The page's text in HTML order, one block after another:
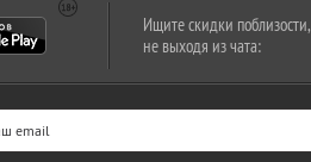
Ищите скидки поблизости,
не выходя из чата: